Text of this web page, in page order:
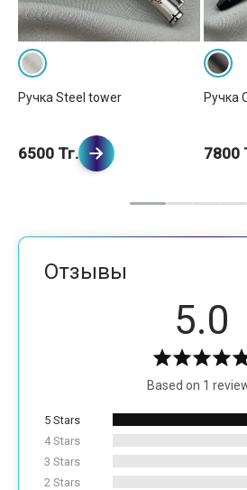
Ручка Steel tower
6500 Тг.
Ручка
7800
Отзывы
5.0
Based on 1
5 Stars
4 Stars
3 Stars
2 Stars